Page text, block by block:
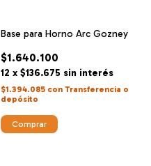
Base para Horno Arc Gozney
$1.640.100
12 x $136.675 sin interés
$1.394.085 con Transferencia o
depósito